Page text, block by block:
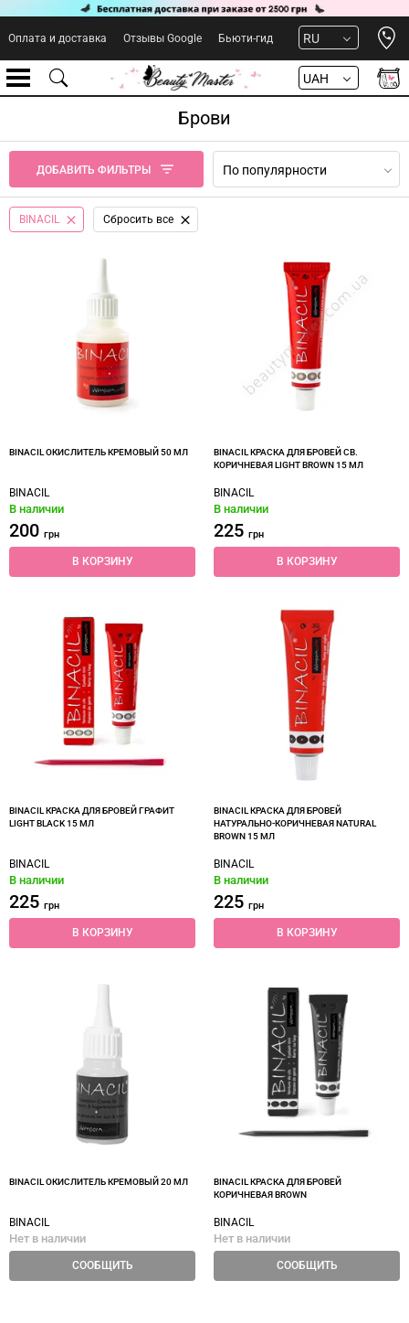
Оплата и доставка Отзывы Google Бьюти-гид RU
UAH
Брови
ДОБАВИТЬ ФИЛЬТРЫ По популярности
BINACIL Сбросить все
BINACIL ОКИСЛИТЕЛЬ КРЕМОВЫЙ 50 МЛ
BINACIL
В наличии
200 грн
В КОРЗИНУ
BINACIL КРАСКА ДЛЯ БРОВЕЙ СВ.
КОРИЧНЕВАЯ LIGHT BROWN 15 МЛ
BINACIL
В наличии
225 грн
В КОРЗИНУ
BINACIL КРАСКА ДЛЯ БРОВЕЙ ГРАФИТ
LIGHT BLACK 15 МЛ
BINACIL
В наличии
225 грн
В КОРЗИНУ
BINACIL КРАСКА ДЛЯ БРОВЕЙ
НАТУРАЛЬНО-КОРИЧНЕВАЯ NATURAL
BROWN 15 МЛ
BINACIL
В наличии
225 грн
В КОРЗИНУ
BINACIL ОКИСЛИТЕЛЬ КРЕМОВЫЙ 20 МЛ
BINACIL
Нет в наличии
СООБЩИТЬ
BINACIL КРАСКА ДЛЯ БРОВЕЙ
КОРИЧНЕВАЯ BROWN
BINACIL
Нет в наличии
СООБЩИТЬ